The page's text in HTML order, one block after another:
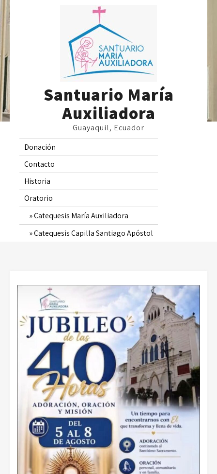
Skip
Santuario María
Auxiliadora
Guayaquil, Ecuador
Donación
Contacto
Historia
Oratorio
Catequesis María Auxiliadora
Catequesis Capilla Santiago Apóstol